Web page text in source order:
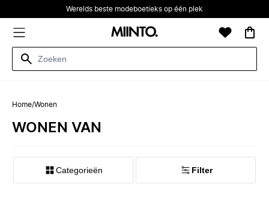
Werelds beste modeboetieks op één plek
Home/Wonen
WONEN VAN
Categorieën Filter